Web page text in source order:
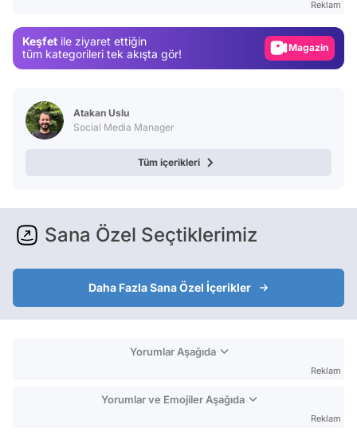
Reklam
Keşfet ile ziyaret ettiğin
tüm kategorileri tek akışta gör!
Magazin
Atakan Uslu
Social Media Manager
Tüm içerikleri
Sana Özel Seçtiklerimiz
Daha Fazla Sana Özel İçerikler
Yorumlar Aşağıda
Reklam
Yorumlar ve Emojiler Aşağıda
Reklam